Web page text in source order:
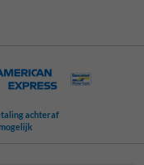
achteraf